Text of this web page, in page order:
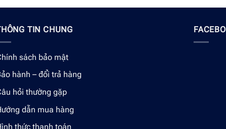
TIN CHUNG
sách bảo mật
hành – đổi trả hàng
hỏi thường gặp
dẫn mua hàng
thức thanh toán